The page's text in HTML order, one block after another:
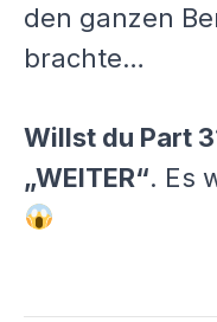
den ganzen
brachte…
Willst du Part
„WEITER“. Es